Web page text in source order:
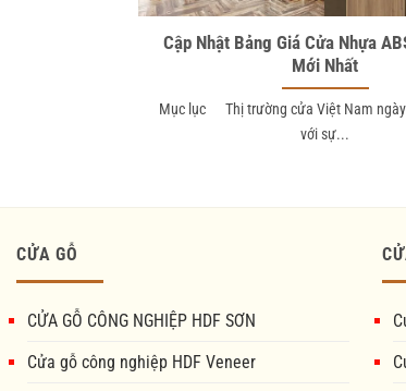
Cập Nhật Bảng Giá Cửa Nhựa
Mới Nhất
Mục lục Thị trường cửa Việt Nam ngày
với sự...
CỬA GỖ
CỬA GỖ CÔNG NGHIỆP HDF SƠN
Cửa gỗ công nghiệp HDF Veneer